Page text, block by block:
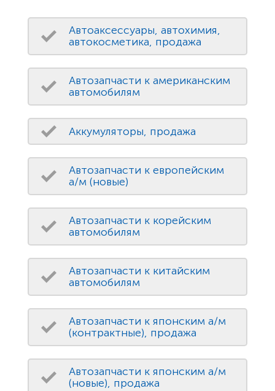
Автоаксессуары, автохимия,
автокосметика, продажа
Автозапчасти к американским
автомобилям
Аккумуляторы, продажа
Автозапчасти к европейским
а/м (новые)
Автозапчасти к корейским
автомобилям
Автозапчасти к китайским
автомобилям
Автозапчасти к японским а/м
(контрактные), продажа
Автозапчасти к японским а/м
(новые), продажа